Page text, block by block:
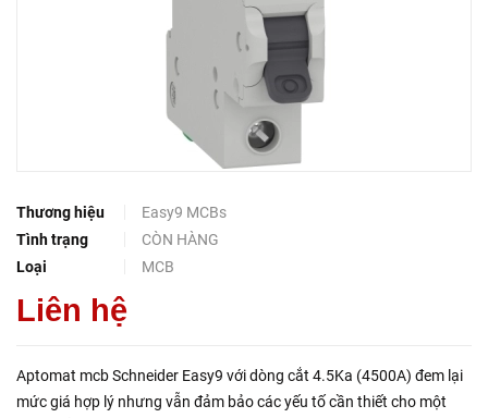
Thương hiệu
Easy9 MCBs
Tình trạng
CÒN HÀNG
Loại
MCB
Liên hệ
Aptomat mcb Schneider Easy9 với dòng cắt 4.5Ka (4500A) đem lại
mức giá hợp lý nhưng vẫn đảm bảo các yếu tố cần thiết cho một